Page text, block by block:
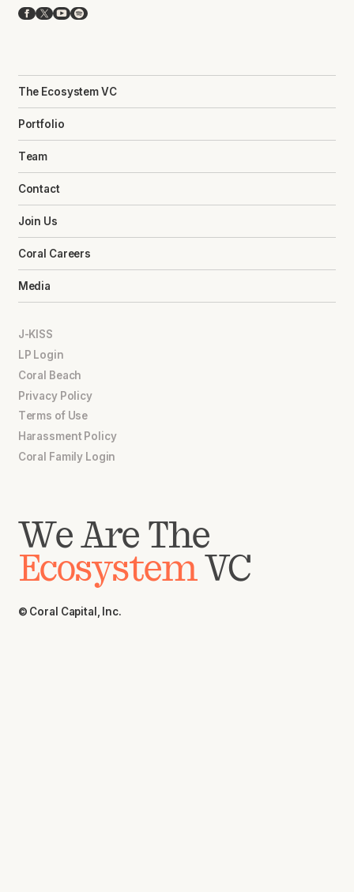
Facebook
X YouTube
Spotify
The Ecosystem VC
Portfolio
Team
Contact
Join Us
Coral Careers
Media
J-KISS
LP Login
Coral Beach
Privacy Policy
Terms of Use
Harassment Policy
Coral Family Login
We Are The
EcosystemVC
© Coral Capital, Inc.